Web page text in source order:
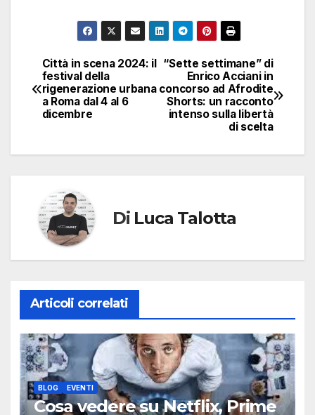
Navigazione
articoli
“Sette settimane” di
Enrico Acciani in
concorso ad Afrodite
Shorts: un racconto
intenso sulla libertà
di scelta
Città in scena 2024: il
festival della
rigenerazione urbana
a Roma dal 4 al 6
dicembre
Di Luca Talotta
Articoli correlati
BLOG EVENTI
Cosa vedere su Netflix, Prime